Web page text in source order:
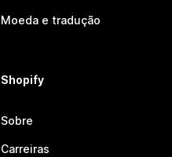
Moeda e tradução
Shopify
Sobre
Carreiras